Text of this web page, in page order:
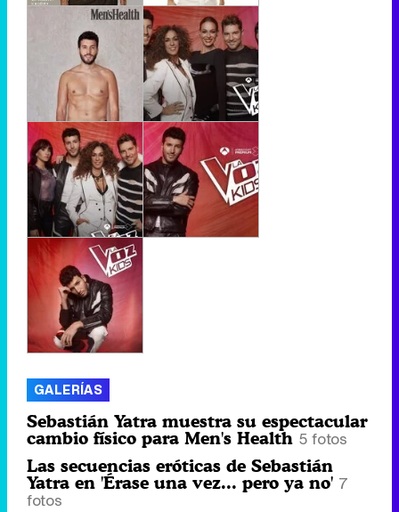
GALERÍAS
Sebastián Yatra muestra su espectacular
cambio físico para Men's Health 5 fotos
Las secuencias eróticas de Sebastián
Yatra en 'Érase una vez... pero ya no' 7
fotos